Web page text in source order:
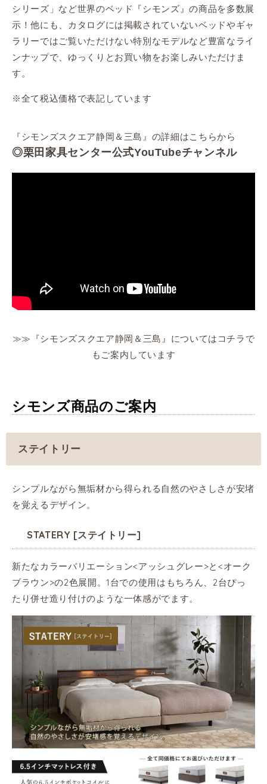
シリーズ」など世界のベッド『シモンズ』の商品を多数展
示！他にも、カタログには掲載されていないベッドやギャ
ラリーではご覧いただけない特別なモデルなど豊富なライ
ンナップで、ゆっくりとお買い物をお楽しみいただけま
す。
※全て税込価格で表記しています
『シモンズスクエア静岡＆三島』の詳細はこちらから
◎栗田家具センター公式YouTubeチャンネル
≫≫『シモンズスクエア静岡＆三島』についてはコチラで
もご案内しています
シモンズ商品のご案内
ステイトリー
シンプルながら無垢材から得られる自然のやさしさが安堵
を覚えるデザイン。
STATERY [ステイトリー]
新たなカラーバリエーション<アッシュグレー>と<オーク
ブラウン>の2色展開。1台での使用はもちろん、2台ぴっ
たり併せ造り付けのような一体感がでます。